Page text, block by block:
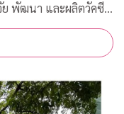
ย พัฒนา และผลิตวัคซีน